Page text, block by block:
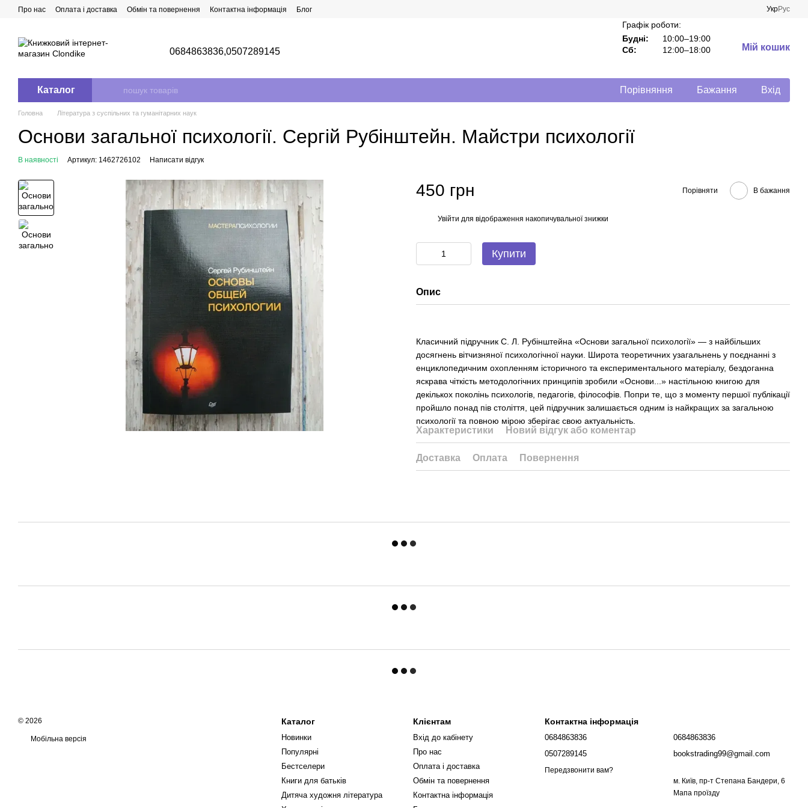
Перейти до основного контенту
Про нас Оплата і доставка Обмін та повернення Контактна інформація Блог УкрРус
0684863836,0507289145
Графік роботи:
Будні:
10:00–19:00
Сб:
12:00–18:00 Мій кошик
Каталог Порівняння Бажання Вхід
Головна Література з суспільних та гуманітарних наук
Основи загальної психології. Сергій Рубінштейн. Майстри психології
В наявності Артикул: 1462726102 Написати відгук
450 грн Порівняти В бажання
Увійти для відображення накопичувальної знижки
Купити
Опис
Класичний підручник С. Л. Рубінштейна «Основи загальної психології» — з найбільших
досягнень вітчизняної психологічної науки. Широта теоретичних узагальнень у поєднанні з
енциклопедичним охопленням історичного та експериментального матеріалу, бездоганна
яскрава чіткість методологічних принципів зробили «Основи...» настільною книгою для
декількох поколінь психологів, педагогів, філософів. Попри те, що з моменту першої публікації
пройшло понад пів століття, цей підручник залишається одним із найкращих за загальною
психології та повною мірою зберігає свою актуальність.
Характеристики Новий відгук або коментар
Доставка Оплата Повернення
© 2026
Мобільна версія
Каталог
Новинки
Популярні
Бестселери
Книги для батьків
Дитяча художня література
Клієнтам
Вхід до кабінету
Про нас
Оплата і доставка
Обмін та повернення
Контактна інформація
Контактна інформація
0684863836
0507289145
Передзвонити вам?
0684863836
bookstrading99@gmail.com
м. Київ, пр-т Степана Бандери, 6
Мапа проїзду